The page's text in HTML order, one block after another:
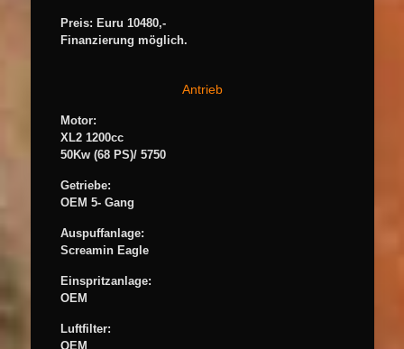
Preis: Euru 10480,-
Finanzierung möglich.
Antrieb
Motor:
XL2 1200cc
50Kw (68 PS)/ 5750
Getriebe:
OEM 5- Gang
Auspuffanlage:
Screamin Eagle
Einspritzanlage:
OEM
Luftfilter:
OEM